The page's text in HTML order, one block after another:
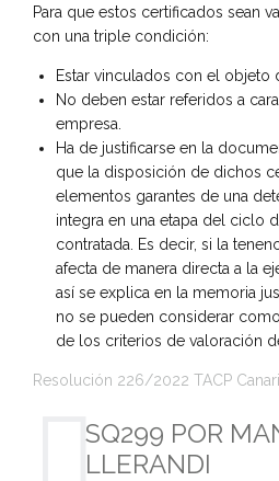
Para que estos certificados sean
con una triple condición:
Estar vinculados con el objeto
No deben estar referidos a
empresa.
Ha de justificarse en la
que la disposición de dichos
elementos garantes de una
integra en una etapa del ciclo
contratada. Es decir, si la
afecta de manera directa a la
así se explica en la memoria
no se pueden considerar
de los criterios de valoración
Resolución 226/2022 TACP
SQ299 POR
LLERANDI